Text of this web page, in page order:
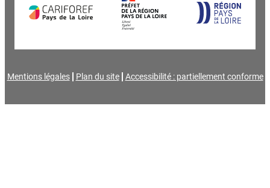
Mentions légales Plan du site Accessibilité : partiellement conforme